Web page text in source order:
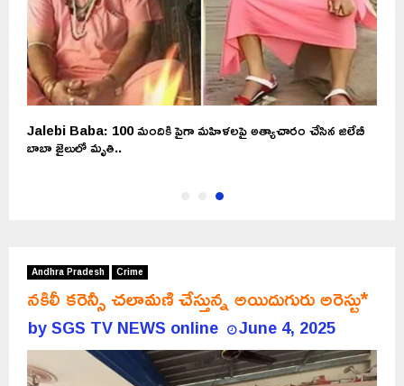
Jalebi Baba: 100 మందికి పైగా మహిళలపై అత్యాచారం చేసిన జిలేబీ
బాబా జైలులో మృతి..
Andhra Pradesh Crime
నకిలీ కరెన్సీ చలామణి చేస్తున్న అయిదుగురు అరెస్టు*
bySGS TV NEWS online June 4, 2025